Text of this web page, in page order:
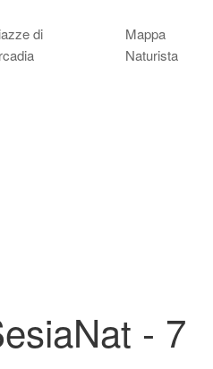
di
Mappa
Naturista
- 7